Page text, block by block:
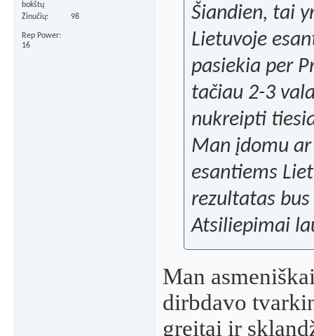
bokštų
Žinučių
98
Rep Power
16
Šiandien, tai
Lietuvoje
pasiekia per
tačiau 2-3
nukreipti
Man įdomu
esantiems
rezultatas
Atsiliepimai
Man
dirbdavo
greitai ir